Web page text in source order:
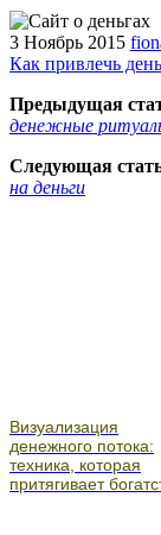
3 Ноябрь 2015
Как привлечь
Предыдущая
денежные
Следующая
на деньги
Визуализация
денежного потока:
техника, которая
притягивает